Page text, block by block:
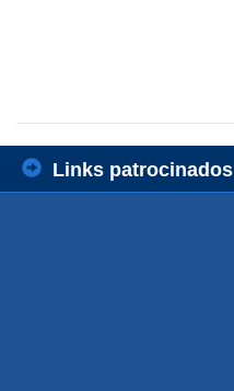
Links patrocinados